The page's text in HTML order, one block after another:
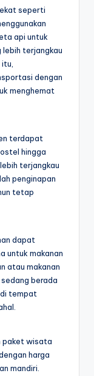
seperti
api untuk
terjangkau
dengan
menghemat
terdapat
hingga
terjangkau
penginapan
tetap
dapat
untuk makanan
atau makanan
berada
di tempat
paket wisata
harga
mandiri.